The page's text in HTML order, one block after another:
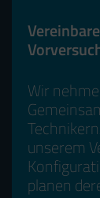
Wir
unserem
planen